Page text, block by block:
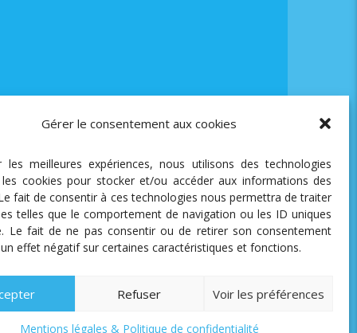
Gérer le consentement aux cookies
les meilleures expériences, nous utilisons des technologies
cookies pour stocker et/ou accéder aux informations des
fait de consentir à ces technologies nous permettra de traiter
telles que le comportement de navigation ou les ID uniques
Le fait de ne pas consentir ou de retirer son consentement
effet négatif sur certaines caractéristiques et fonctions.
Refuser Voir les préférences
Mentions légales & Politique de confidentialité